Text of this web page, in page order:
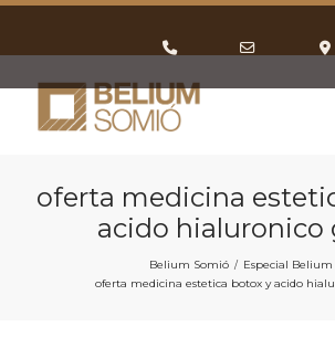
oferta medicina
acido hialuronico
Belium Somió / Especial Belium
oferta medicina estetica botox y acido
for
calling